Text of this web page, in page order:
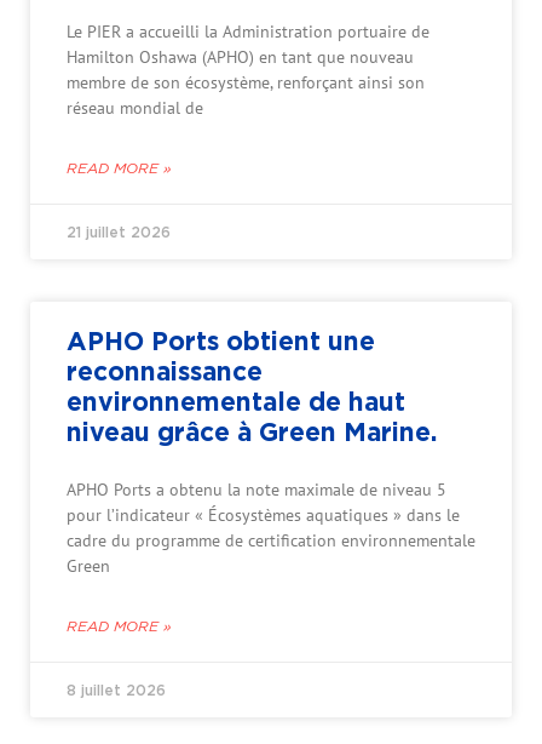
Le PIER a accueilli la Administration portuaire de
Hamilton Oshawa (APHO) en tant que nouveau
membre de son écosystème, renforçant ainsi son
réseau mondial de
READ MORE »
21 juillet 2026
APHO Ports obtient une
reconnaissance
environnementale de haut
niveau grâce à Green Marine.
APHO Ports a obtenu la note maximale de niveau 5
pour l’indicateur « Écosystèmes aquatiques » dans le
cadre du programme de certification environnementale
Green
READ MORE »
8 juillet 2026